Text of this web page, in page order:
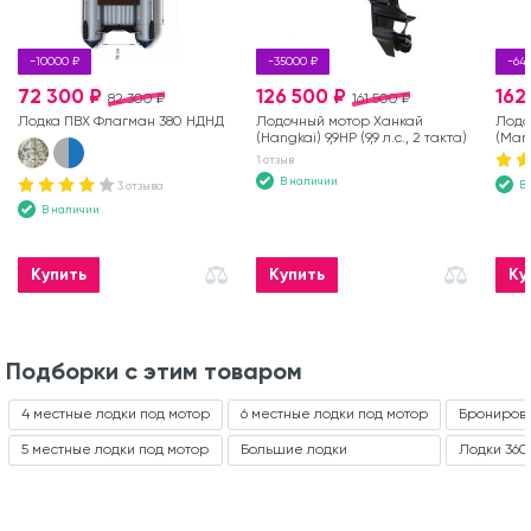
-10000 ₽
82 300 ₽
72 300 ₽
Лодка ПВХ Флагман 380 НДНД
3 отзыва
В наличии
Купить
-35000 ₽
161 500 ₽
126 500 ₽
Лодочный мотор Ханкай
(Hangkai) 9,9HP (9,9 л.с., 2 такта)
1 отзыв
В наличии
Купить
-
В
Подборки с этим товаром
4 местные лодки под мотор
5 местные лодки под мотор
6 местные лодки под мотор
Большие лодки Лодки 360